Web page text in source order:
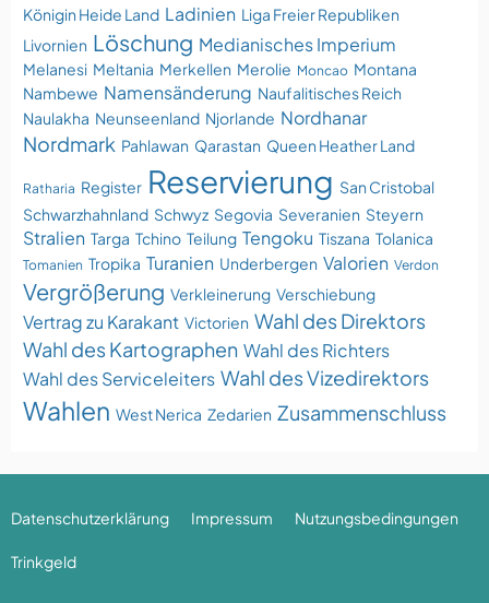
Königin Heide Land Ladinien Liga Freier Republiken
Livornien Löschung Medianisches Imperium
Melanesi Meltania Merkellen Merolie Moncao Montana
Nambewe Namensänderung Naufalitisches Reich
Naulakha Neunseenland Njorlande Nordhanar
Nordmark Pahlawan Qarastan Queen Heather Land
Ratharia Register Reservierung San Cristobal
Schwarzhahnland Schwyz Segovia Severanien Steyern
Stralien Targa Tchino Teilung Tengoku Tiszana Tolanica
Tomanien Tropika Turanien Underbergen Valorien Verdon
Vergrößerung Verkleinerung Verschiebung
Vertrag zu Karakant Victorien Wahl des Direktors
Wahl des Kartographen Wahl des Richters
Wahl des Serviceleiters Wahl des Vizedirektors
Wahlen West Nerica Zedarien Zusammenschluss
Datenschutzerklärung Impressum Nutzungsbedingungen
Trinkgeld